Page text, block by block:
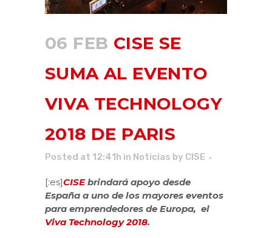
06 FEB CISE SE
SUMA AL EVENTO
VIVA TECHNOLOGY
2018 DE PARIS
Posted at 12:41h in Noticias by CISE
[:es]CISEbrindará apoyo desde
España a uno de los mayores eventos
para emprendedores de Europa, el
Viva Technology 2018.